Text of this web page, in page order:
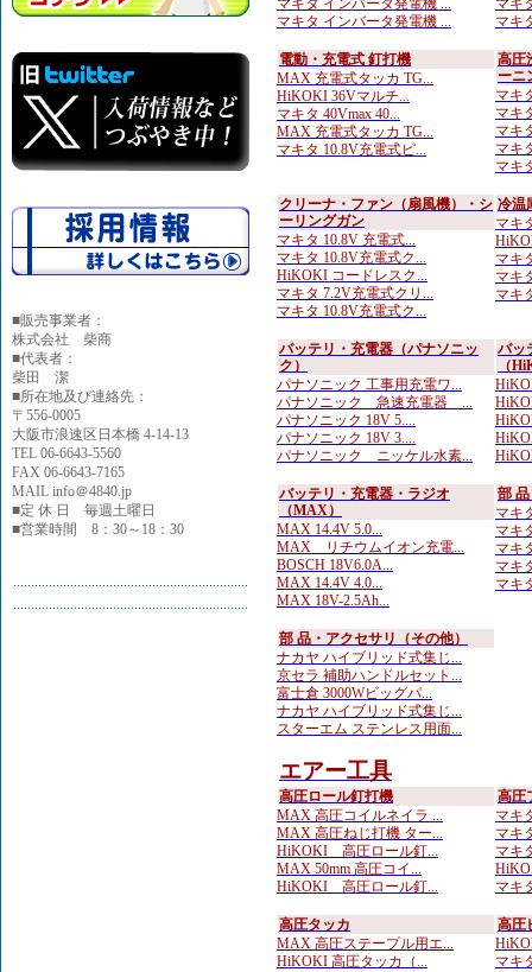
■販売事業者：
株式会社 柴商
■代表者：
柴田 潔
■所在地及び連絡先：
〒556-0005
大阪市浪速区日本橋 4-14-13
TEL 06-6643-5560
FAX 06-6643-7165
MAIL info＠4840.jp
■定 休 日 毎週土曜日
■営業時間 8：30～18：30
マキタ インバータ発電機 ...
マキタ インバータ発電機 ...
マキ
マキ
電動・充電式 釘打機
MAX 充電式タッカ TG...
HiKOKI 36Vマルチ...
マキタ 40Vmax 40...
MAX 充電式タッカ TG...
マキタ 10.8V充電式ピ...
高圧
ーニ
マキ
マキ
マキ
マキ
マキ
クリーナ・ファン（扇風機）・シ
ーリングガン
マキタ 10.8V 充電式...
マキタ 10.8V充電式ク...
HiKOKI コードレスク...
マキタ 7.2V充電式クリ...
マキタ 10.8V充電式ク...
冷温
マキ
マキ
マキ
マキ
バッテリ・充電器（パナソニッ
ク）
パナソニック 工事用充電ワ...
パナソニック 急速充電器 ...
パナソニック 18V 5....
パナソニック 18V 3....
パナソニック ニッケル水素...
バッ
（
バッテリ・充電器・ラジオ
（MAX）
MAX 14.4V 5.0...
MAX リチウムイオン充電...
BOSCH 18V6.0A...
MAX 14.4V 4.0...
MAX 18V-2.5Ah...
部
マキ
マキ
マキ
マキ
マキ
部 品・アクセサリ（その他）
ナカヤ ハイブリッド式集じ...
京セラ 補助ハンドルセット...
富士倉 3000Wビッグパ...
ナカヤ ハイブリッド式集じ...
スターエム ステンレス用面...
エアー工具
高圧ロール釘打機
MAX 高圧コイルネイラ ...
MAX 高圧ねじ打機 ター...
HiKOKI 高圧ロール釘...
MAX 50mm 高圧コイ...
HiKOKI 高圧ロール釘...
高圧
マキ
マキ
マキ
マキ
高圧タッカ
MAX 高圧ステープル用エ...
HiKOKI 高圧タッカ（...
高圧
マキ